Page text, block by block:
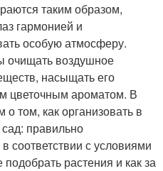
таким образом,
гармонией и
особую атмосферу.
очищать воздушное
насыщать его
цветочным ароматом. В
том, как организовать в
правильно
соответствии с условиями
растения и как за